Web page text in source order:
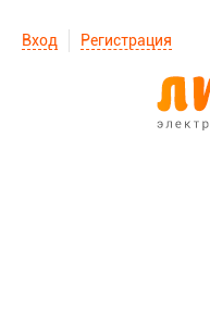
Вход Регистрация